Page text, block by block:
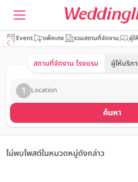
Event แพ็คเกจ รวมสถานที่จัดงาน ผู้ใ
สถานที่จัดงาน โรงแรม ผู้ให้บริก
1 Location
ค้นหา
ไม่พบโพสต์ในหมวดหมู่ดังกล่าว